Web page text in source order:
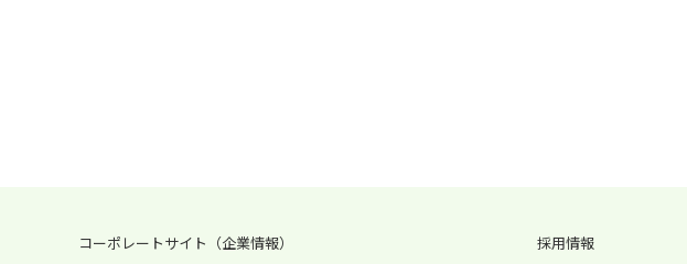
コーポレートサイト（企業情報） 採用情報